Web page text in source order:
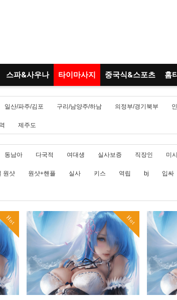
스파&사우나 타이마사지 중국식&스포츠 홈
일산/파주/김포 구리/남양주/하남 의정부/경기북부
제주도
동남아 다국적 여대생 실사보증 직장인 미시
원샷 원샷+핸플 실사 키스 역립 bj 입싸
Hot Hot